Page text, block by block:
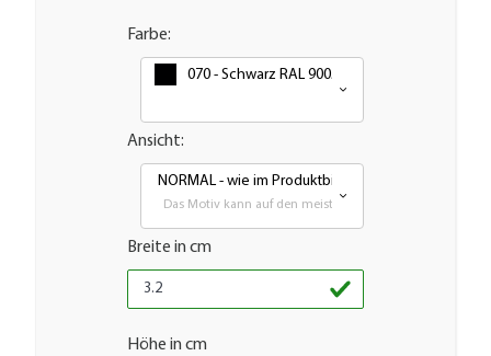
Farbe:
070 - Schwarz RAL 9005
Ansicht:
NORMAL - wie im Produktbild
Das Motiv kann auf den meisten glatten Flächen
Breite in cm
Höhe in cm